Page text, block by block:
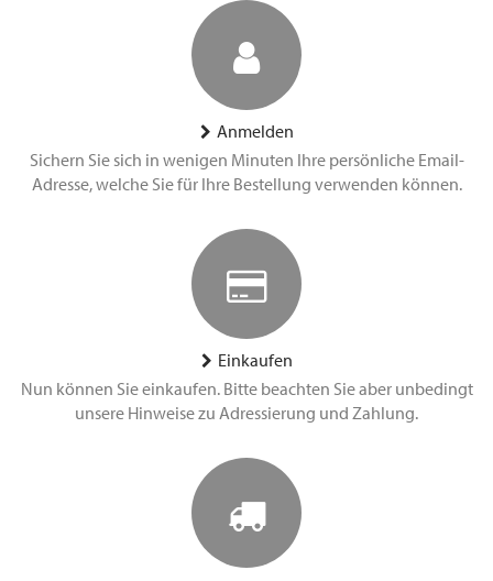
Anmelden
Sichern Sie sich in wenigen Minuten Ihre persönliche Email-
Adresse, welche Sie für Ihre Bestellung verwenden können.
Einkaufen
Nun können Sie einkaufen. Bitte beachten Sie aber unbedingt
unsere Hinweise zu Adressierung und Zahlung.